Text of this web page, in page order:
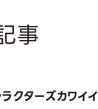
事
クターズカワイイ